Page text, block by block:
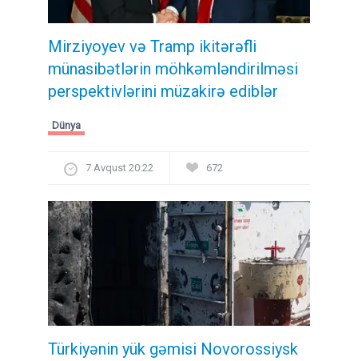
Mirziyoyev və Tramp ikitərəfli
münasibətlərin möhkəmləndirilməsi
perspektivlərini müzakirə ediblər
Dünya
7 Avqust 20:22 672
Türkiyənin yük gəmisi Novorossiysk